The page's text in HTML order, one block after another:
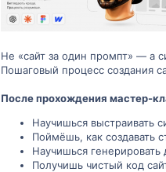
Не «сайт за один промпт» — а
Пошаговый процесс создания
После прохождения мастер-
Научишься выстраивать
Поймёшь, как создавать
Научишься генерировать
Получишь чистый код